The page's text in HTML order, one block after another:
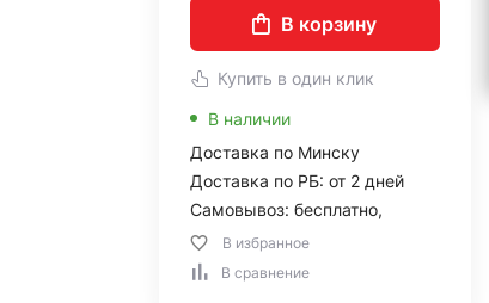
В корзину
Купить в один клик
В наличии
Доставка по Минску
Доставка по РБ: от 2 дней
Самовывоз: бесплатно,
В избранное
В сравнение